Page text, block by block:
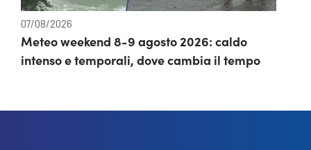
07/08/2026
Meteo weekend 8-9 agosto 2026: caldo
intenso e temporali, dove cambia il tempo